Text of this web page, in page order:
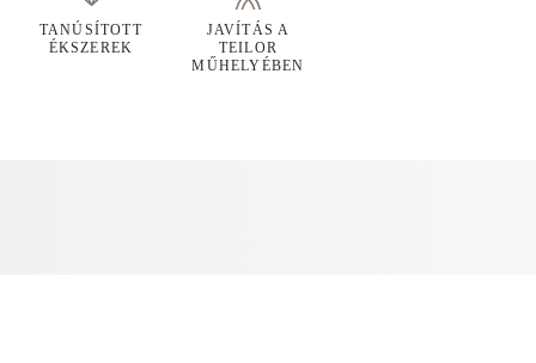
TANÚSÍTOTT
ÉKSZEREK
JAVÍTÁS A
TEILOR
MŰHELYÉBEN